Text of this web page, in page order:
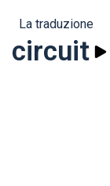
La traduzione
circuit